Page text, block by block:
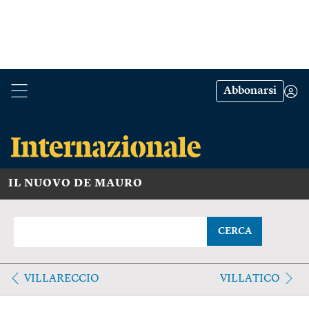
Abbonarsi
IL NUOVO DE MAURO
CERCA
VILLARECCIO VILLATICO